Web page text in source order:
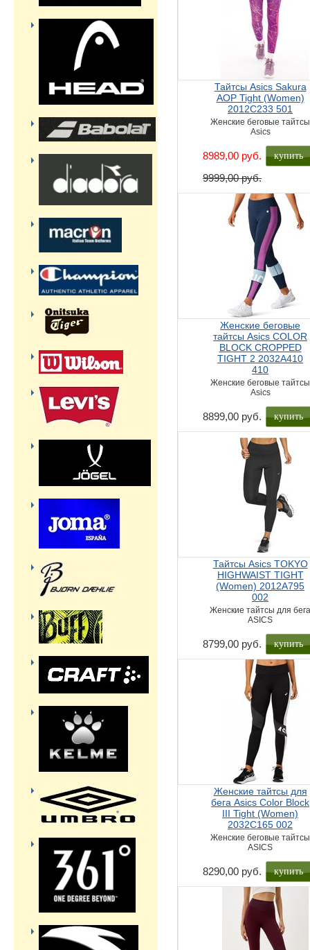
Тайтсы Asics Sakura
AOP Tight (Women)
2012C233 501
Женские беговые тайтсы
Asics
8989,00 руб.
9999,00 руб.
купить
Женские беговые
тайтсы Asics COLOR
BLOCK CROPPED
TIGHT 2 2032A410
410
Женские беговые тайтсы
Asics
8899,00 руб. купить
Тайтсы Asics TOKYO
HIGHWAIST TIGHT
(Women) 2012A795
002
Женские тайтсы для
ASICS
8799,00 руб. купить
Женские тайтсы для
бега Asics Color Block
III Tight (Women)
2032C165 002
Женские беговые тайтсы
ASICS
8290,00 руб. купить